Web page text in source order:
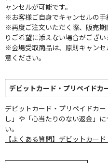
ャンセルが可能です。
※お客様ご自身でキャンセルの手
※再度ご注文いただく際、販売
りご希望に添えない場合がござい
※会場受取商品は、原則キャン
意ください。
デビットカード・プリペイドカ
デビットカード・プリペイドカ
し」や「心当たりのない返金」
い。
【よくある質問】デビットカー